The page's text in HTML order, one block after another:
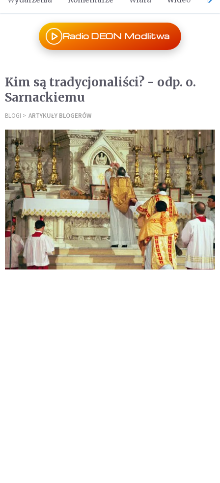
Radio DEON Modlitwa
Kim są tradycjonaliści? - odp. o.
Sarnackiemu
BLOGI ARTYKUŁY BLOGERÓW